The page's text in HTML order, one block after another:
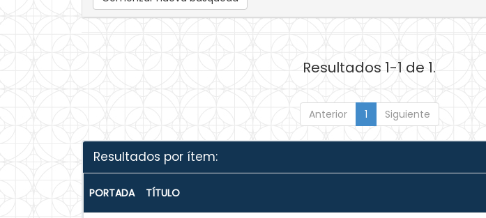
Resultados 1-1 de 1.
Anterior 1 Siguiente
Resultados por ítem:
PORTADA TÍTULO